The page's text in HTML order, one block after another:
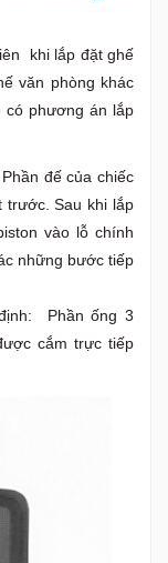
khi lắp đặt ghế
văn phòng khác
có phương án lắp
đế của chiếc
trước. Sau khi lắp
vào lỗ chính
những bước tiếp
Phần ống 3
cắm trực tiếp